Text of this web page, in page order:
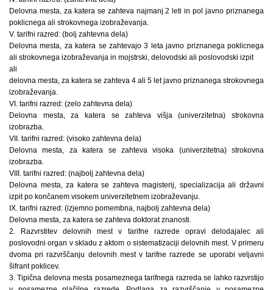
Delovna mesta, za katera se zahteva najmanj 2 leti in pol javno priznanega
poklicnega ali strokovnega izobraževanja.
V. tarifni razred: (bolj zahtevna dela)
Delovna mesta, za katera se zahtevajo 3 leta javno priznanega poklicnega
ali strokovnega izobraževanja in mojstrski, delovodski ali poslovodski izpit
ali
delovna mesta, za katera se zahteva 4 ali 5 let javno priznanega strokovnega
izobraževanja.
VI. tarifni razred: (zelo zahtevna dela)
Delovna mesta, za katera se zahteva višja (univerzitetna) strokovna
izobrazba.
VII. tarifni razred: (visoko zahtevna dela)
Delovna mesta, za katera se zahteva visoka (univerzitetna) strokovna
izobrazba.
VIII. tarifni razred: (najbolj zahtevna dela)
Delovna mesta, za katera se zahteva magisterij, specializacija ali državni
izpit po končanem visokem univerzitetnem izobraževanju.
IX. tarifni razred: (izjemno pomembna, najbolj zahtevna dela)
Delovna mesta, za katera se zahteva doktorat znanosti.
2. Razvrstitev delovnih mest v tarifne razrede opravi delodajalec ali
poslovodni organ v skladu z aktom o sistematizaciji delovnih mest. V primeru
dvoma pri razvrščanju delovnih mest v tarifne razrede se uporabi veljavni
šifrant poklicev.
3. Tipična delovna mesta posameznega tarifnega razreda se lahko razvrstijo